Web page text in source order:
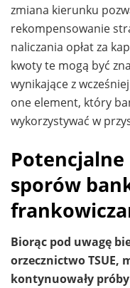
zmiana kierunku
rekompensowanie
naliczania opłat za
kwoty te mogą być
wynikające z
one element, który
wykorzystywać w
sporów
Biorąc pod uwagę
orzecznictwo TSUE,
kontynuowały